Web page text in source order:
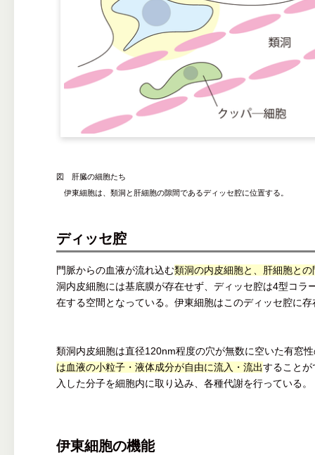
図 肝臓の細胞たち
伊東細胞は、類洞と肝細胞の隙間であるディッセ腔に位置する。
ディッセ腔
門脈からの血液が流れ込む類洞の内皮細胞と、肝細胞との
洞内皮細胞には基底膜が存在せず、ディッセ腔は4型コラ
在する空間となっている。伊東細胞はこのディッセ腔に
類洞内皮細胞は直径120nm程度の穴が無数に空いた有窓
は血液の小粒子・液体成分が自由に流入・流出することが
入した分子を細胞内に取り込み、各種代謝を行っている。
伊東細胞の機能